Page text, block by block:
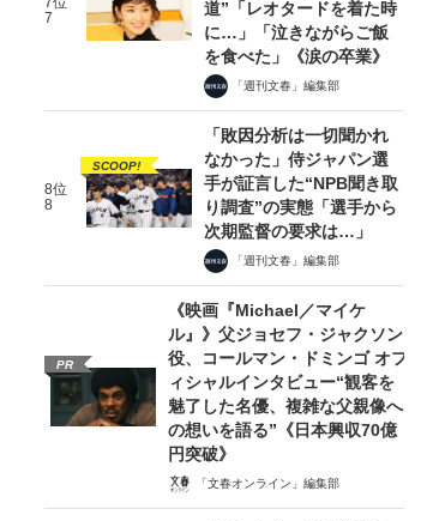
7
道”「レオタードを着た時
に…」「泣きながらご飯
を食べた」《涙の卒業》
「週刊文春」編集部
8位
8
SCOOP!
「敗因分析は一切聞かれ
なかった」侍ジャパン選
手が証言した“NPB聞き取
り調査”の実態「選手から
次期監督の要求は…」
「週刊文春」編集部
PR
《映画『Michael／マイケ
ル』》父ジョセフ・ジャクソン
役、コールマン・ドミンゴ オフ
ィシャルインタビュー“観客を
魅了した名優、複雑な父親像へ
の想いを語る”《日本興収70億
円突破》
「文春オンライン」編集部